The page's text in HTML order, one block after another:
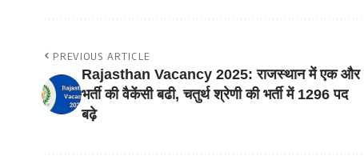
PREVIOUS ARTICLE
Rajasthan Vacancy 2025: राजस्थान में एक और
भर्ती की वैकेंसी बढी, चतुर्थ श्रेणी की भर्ती में 1296 पद
बढ़े